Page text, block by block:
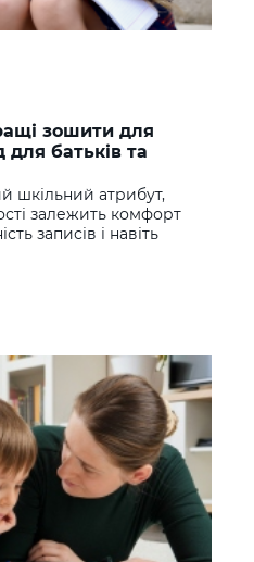
зошити для
батьків та
шкільний атрибут,
залежить комфорт
записів і навіть